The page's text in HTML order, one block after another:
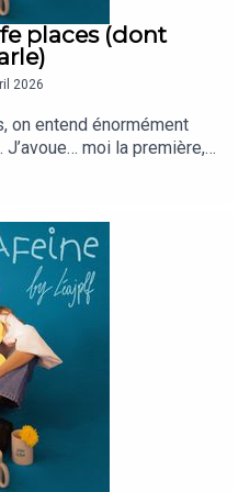
lundi prochain
places (dont
2026
on entend énormément
J’avoue… moi la première,
ce que ce soit trop
lire ce que tu en penses
Mon compte
de te
✨🫶🏻